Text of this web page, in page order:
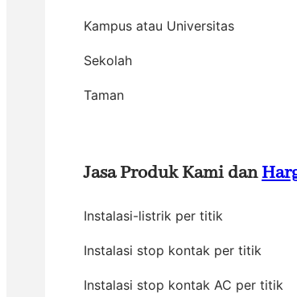
Kampus atau Universitas
Sekolah
Taman
Jasa Produk Kami dan
Instalasi-listrik per titik
Instalasi stop kontak per titik
Instalasi stop kontak AC per titik